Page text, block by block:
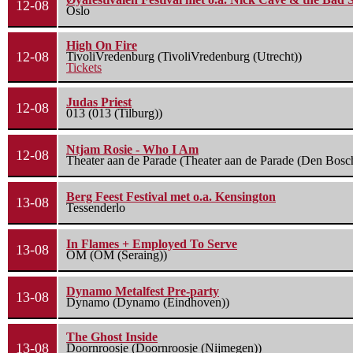
12-08
Oslo
12-08
High On Fire
TivoliVredenburg (TivoliVredenburg (Utrecht))
Tickets
12-08
Judas Priest
013 (013 (Tilburg))
12-08
Ntjam Rosie - Who I Am
Theater aan de Parade (Theater aan de Parade (Den
13-08
Berg Feest Festival met o.a. Kensington
Tessenderlo
13-08
In Flames + Employed To Serve
OM (OM (Seraing))
13-08
Dynamo Metalfest Pre-party
Dynamo (Dynamo (Eindhoven))
13-08
The Ghost Inside
Doornroosje (Doornroosje (Nijmegen))